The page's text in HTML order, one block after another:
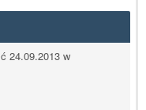
24.09.2013 w